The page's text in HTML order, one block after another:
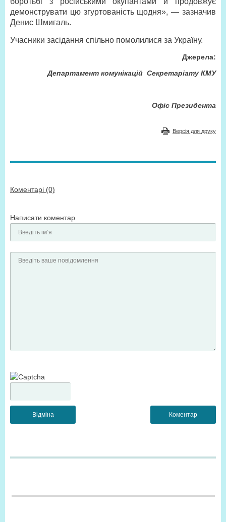
демонструвати цю згуртованість щодня», — зазначив
Денис Шмигаль.
Учасники засідання спільно помолилися за Україну.
Джерела:
Департамент комунікацій Секретаріату КМУ
Офіс Президента
Версія для друку
Коментарі (0)
Написати коментар